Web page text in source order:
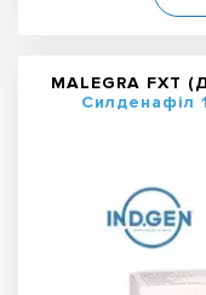
MALEGRA FXT
Силденафіл